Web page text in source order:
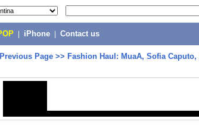
iPhone Contact us
Previous Page >> Fashion Haul: MuaA, Sofia